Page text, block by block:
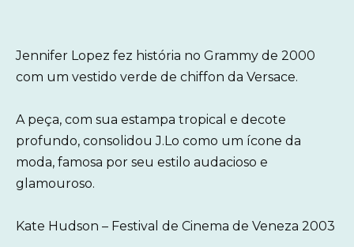
Jennifer Lopez fez história no Grammy de 2000
com um vestido verde de chiffon da Versace.
A peça, com sua estampa tropical e decote
profundo, consolidou J.Lo como um ícone da
moda, famosa por seu estilo audacioso e
glamouroso.
Kate Hudson – Festival de Cinema de Veneza 2003